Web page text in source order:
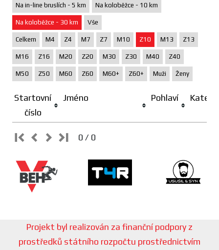
Na in-line bruslích - 5 km Na koloběžce - 10 km
Na koloběžce - 30 km Vše
Celkem M4 Z4 M7 Z7 M10 Z10 M13 Z13
M16 Z16 M20 Z20 M30 Z30 M40 Z40
M50 Z50 M60 Z60 M60+ Z60+ Muži Ženy
Startovní
číslo
Jméno Pohlaví
0 / 0
Projekt byl realizován za finanční podpory z
prostředků státního rozpočtu prostřednictvím